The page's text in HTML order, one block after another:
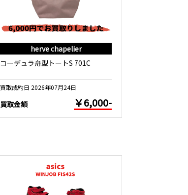
herve chapelier
コーデュラ舟型トートS 701C
買取成約日 2026年07月24日
買取金額 ￥6,000-